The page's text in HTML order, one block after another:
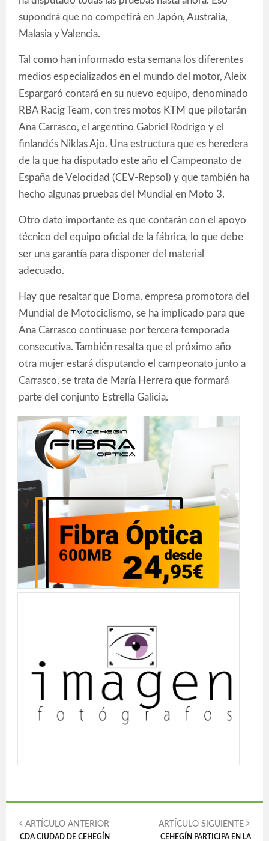
supondrá que no competirá en Japón, Australia,
Malasia y Valencia.
Tal como han informado esta semana los diferentes
medios especializados en el mundo del motor, Aleix
Espargaró contará en su nuevo equipo, denominado
RBA Racig Team, con tres motos KTM que pilotarán
Ana Carrasco, el argentino Gabriel Rodrigo y el
finlandés Niklas Ajo. Una estructura que es heredera
de la que ha disputado este año el Campeonato de
España de Velocidad (CEV-Repsol) y que también ha
hecho algunas pruebas del Mundial en Moto 3.
Otro dato importante es que contarán con el apoyo
técnico del equipo oficial de la fábrica, lo que debe
ser una garantía para disponer del material
adecuado.
Hay que resaltar que Dorna, empresa promotora del
Mundial de Motociclismo, se ha implicado para que
Ana Carrasco continuase por tercera temporada
consecutiva. También resalta que el próximo año
otra mujer estará disputando el campeonato junto a
Carrasco, se trata de María Herrera que formará
parte del conjunto Estrella Galicia.
ARTÍCULO ANTERIOR
CDA CIUDAD DE CEHEGÍN
ARTÍCULO SIGUIENTE
CEHEGÍN PARTICIPA EN LA